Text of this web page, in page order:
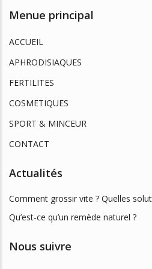
Menue principal
ACCUEIL
APHRODISIAQUES
FERTILITES
COSMETIQUES
SPORT & MINCEUR
CONTACT
Actualités
Comment grossir vite ? Quelles
Qu’est-ce qu’un remède naturel ?
Nous suivre